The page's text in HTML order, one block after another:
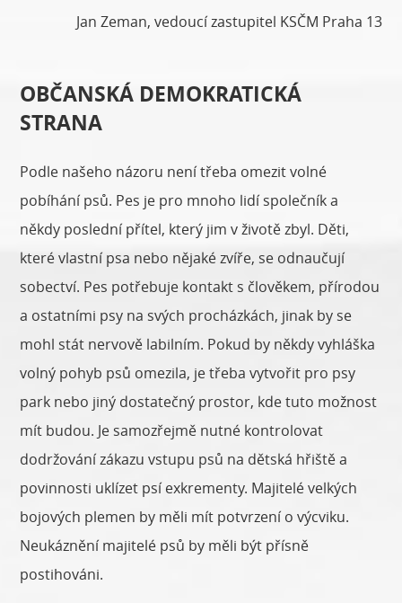
Jan Zeman, vedoucí zastupitel KSČM Praha 13
OBČANSKÁ DEMOKRATICKÁ
STRANA
Podle našeho názoru není třeba omezit volné
pobíhání psů. Pes je pro mnoho lidí společník a
někdy poslední přítel, který jim v životě zbyl. Děti,
které vlastní psa nebo nějaké zvíře, se odnaučují
sobectví. Pes potřebuje kontakt s člověkem, přírodou
a ostatními psy na svých procházkách, jinak by se
mohl stát nervově labilním. Pokud by někdy vyhláška
volný pohyb psů omezila, je třeba vytvořit pro psy
park nebo jiný dostatečný prostor, kde tuto možnost
mít budou. Je samozřejmě nutné kontrolovat
dodržování zákazu vstupu psů na dětská hřiště a
povinnosti uklízet psí exkrementy. Majitelé velkých
bojových plemen by měli mít potvrzení o výcviku.
Neukáznění majitelé psů by měli být přísně
postihováni.